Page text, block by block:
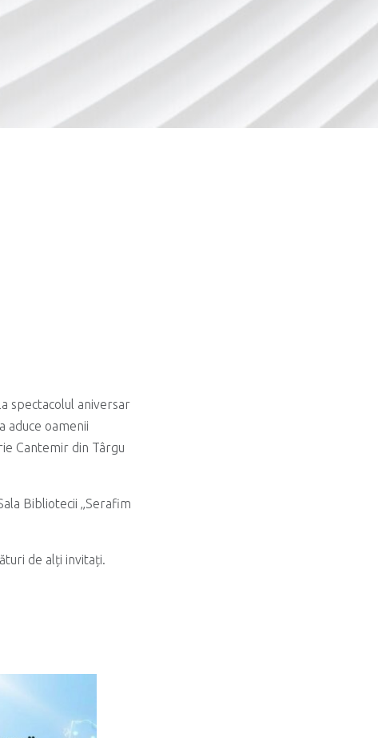
spectacolul aniversar
aduce oamenii
Cantemir din Târgu
Bibliotecii „Serafim
de alți invitați.